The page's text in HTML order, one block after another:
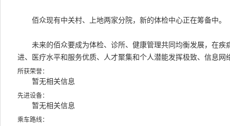
佰众现有中关村、上地两家分院，新的体检中心正在筹备中。
未来的佰众要成为体检、诊所、健康管理共同均衡发展，在疾
进、医疗水平和服务优质、人才聚集和个人潜能发挥极致、信息
所获荣誉：
暂无相关信息
先进设备：
暂无相关信息
乘车路线：